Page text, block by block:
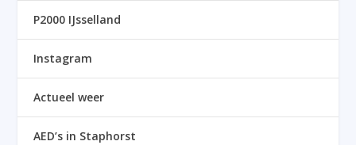
P2000 IJsselland
Instagram
Actueel weer
AED’s in Staphorst